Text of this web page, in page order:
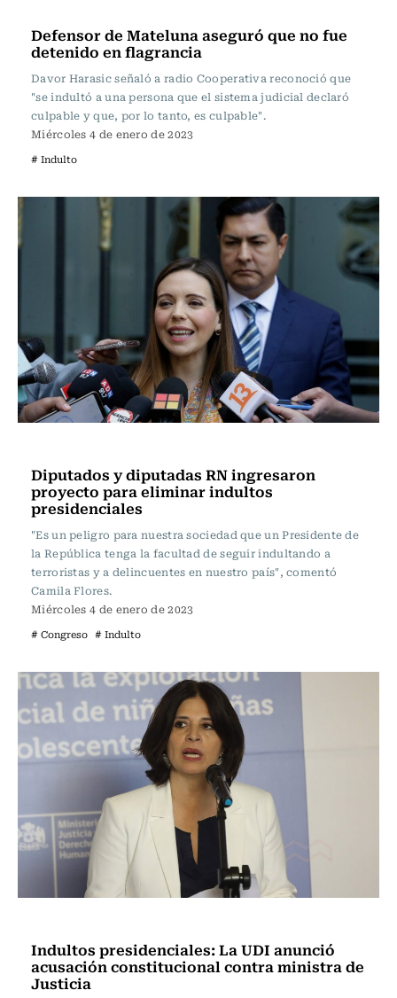
Defensor de Mateluna aseguró que no fue
detenido en flagrancia
Davor Harasic señaló a radio Cooperativa reconoció que
"se indultó a una persona que el sistema judicial declaró
culpable y que, por lo tanto, es culpable".
Miércoles 4 de enero de 2023
# Indulto
Diputados y diputadas RN ingresaron
proyecto para eliminar indultos
presidenciales
"Es un peligro para nuestra sociedad que un Presidente de
la República tenga la facultad de seguir indultando a
terroristas y a delincuentes en nuestro país", comentó
Camila Flores.
Miércoles 4 de enero de 2023
# Congreso # Indulto
Indultos presidenciales: La UDI anunció
acusación constitucional contra ministra de
Justicia